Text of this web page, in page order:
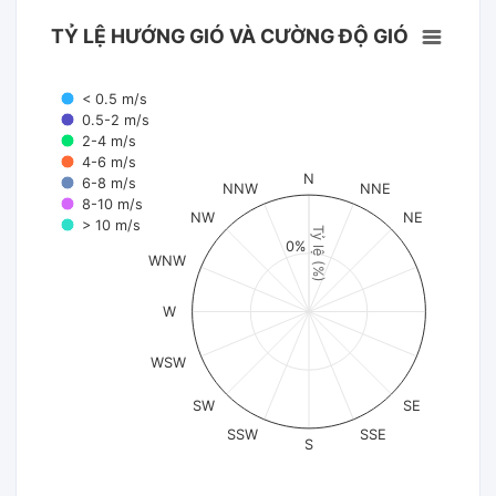
Tỷ lệ (%)
TỶ LỆ HƯỚNG GIÓ VÀ CƯỜNG ĐỘ GIÓ
< 0.5 m/s
0.5-2 m/s
2-4 m/s
4-6 m/s
6-8 m/s
8-10 m/s
> 10 m/s
N
NNE
NE
SE
SSE
S
SSW
SW
WSW
W
WNW
NW
NNW
0%